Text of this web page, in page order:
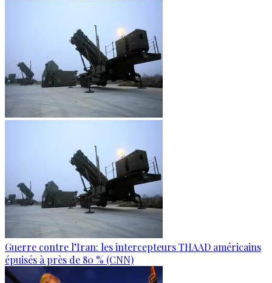
Guerre contre l’Iran: les intercepteurs THAAD américains
épuisés à près de 80 % (CNN)